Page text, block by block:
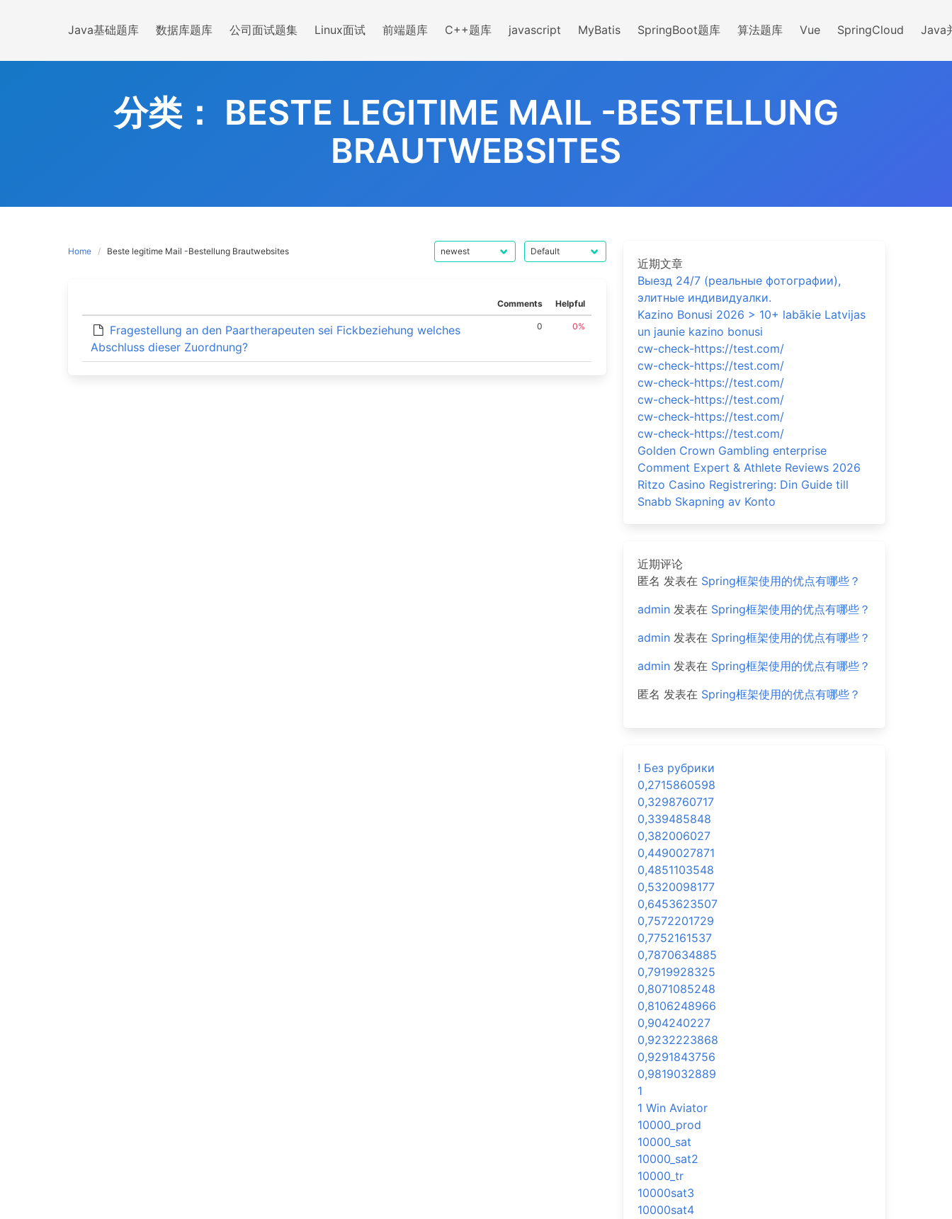
Java基础题库 数据库题库 公司面试题集 Linux面试 前端题库 C++题库 javascript MyBatis SpringBoot题库 算法题库 Vue SpringCloud Java
分类： BESTE LEGITIME MAIL -BESTELLUNG
BRAUTWEBSITES
Home Beste legitime Mail -Bestellung Brautwebsites
Comments Helpful
Fragestellung an den Paartherapeuten sei Fickbeziehung welches
Abschluss dieser Zuordnung?
0 0%
近期文章
Выезд 24/7 (реальные фотографии),
элитные индивидуалки.
Kazino Bonusi 2026 > 10+ labākie Latvijas
un jaunie kazino bonusi
cw-check-https://test.com/
cw-check-https://test.com/
cw-check-https://test.com/
cw-check-https://test.com/
cw-check-https://test.com/
cw-check-https://test.com/
Golden Crown Gambling enterprise
Comment Expert & Athlete Reviews 2026
Ritzo Casino Registrering: Din Guide till
Snabb Skapning av Konto
近期评论
匿名 发表在 Spring框架使用的优点有哪些？
admin发表在 Spring框架使用的优点有哪些？
admin发表在 Spring框架使用的优点有哪些？
admin发表在 Spring框架使用的优点有哪些？
匿名 发表在 Spring框架使用的优点有哪些？
! Без рубрики
0,2715860598
0,3298760717
0,339485848
0,382006027
0,4490027871
0,4851103548
0,5320098177
0,6453623507
0,7572201729
0,7752161537
0,7870634885
0,7919928325
0,8071085248
0,8106248966
0,904240227
0,9232223868
0,9291843756
0,9819032889
1
1 Win Aviator
10000_prod
10000_sat
10000_sat2
10000_tr
10000sat3
10000sat4